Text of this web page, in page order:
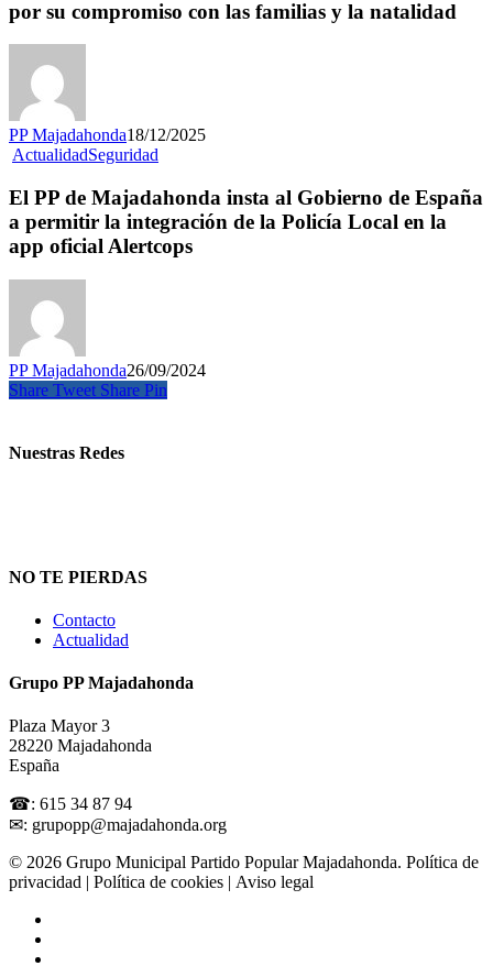
por su compromiso con las familias y la natalidad
PP Majadahonda18/12/2025
ActualidadSeguridad
El PP de Majadahonda insta al Gobierno de España
a permitir la integración de la Policía Local en la
app oficial Alertcops
PP Majadahonda26/09/2024
Share Tweet Share Pin
Nuestras Redes
NO TE PIERDAS
Contacto
Actualidad
Grupo PP Majadahonda
Plaza Mayor 3
28220 Majadahonda
España
☎: 615 34 87 94
✉: grupopp@majadahonda.org
© 2026 Grupo Municipal Partido Popular Majadahonda. Política de
privacidad | Política de cookies | Aviso legal